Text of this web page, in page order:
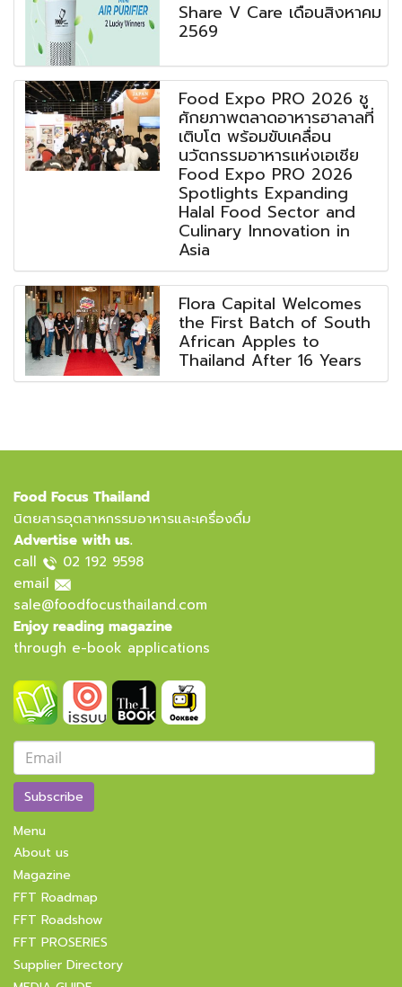
Share V Care เดือนสิงหาคม
2569
Food Expo PRO 2026 ชู
ศักยภาพตลาดอาหารฮาลาลที่
เติบโต พร้อมขับเคลื่อน
นวัตกรรมอาหารแห่งเอเชีย
Food Expo PRO 2026
Spotlights Expanding
Halal Food Sector and
Culinary Innovation in
Asia
Flora Capital Welcomes
the First Batch of South
African Apples to
Thailand After 16 Years
Food Focus Thailand
นิตยสารอุตสาหกรรมอาหารและเครื่องดื่ม
Advertise with us.
call
02 192 9598
email
sale@foodfocusthailand.com
Enjoy reading magazine
through e-book applications
Subscribe
Menu
About us
Magazine
FFT Roadmap
FFT Roadshow
FFT PROSERIES
Supplier Directory